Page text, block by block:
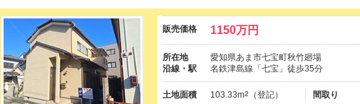
販売価格 1150万円
所在地
愛知県あま市七宝町秋竹廻場
沿線・駅
名鉄津島線「七宝」徒歩35分
土地面積 103.33m2 （登記） 間取り